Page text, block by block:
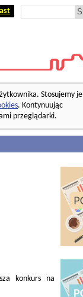
Stosujemy je
. Kontynuując
przeglądarki.
konkurs na